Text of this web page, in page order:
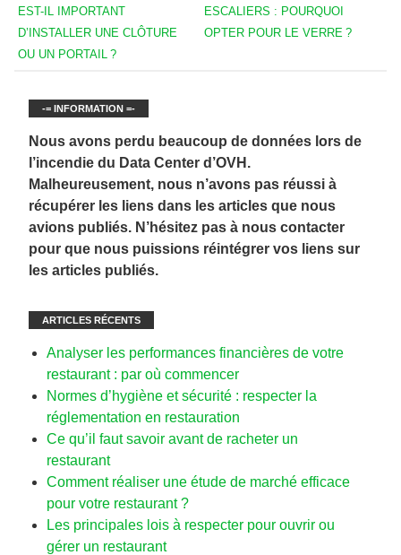
EST-IL IMPORTANT
D’INSTALLER UNE CLÔTURE
OU UN PORTAIL ?
ESCALIERS : POURQUOI
OPTER POUR LE VERRE ?
-= INFORMATION =-
Nous avons perdu beaucoup de données lors de
l’incendie du Data Center d’OVH.
Malheureusement, nous n’avons pas réussi à
récupérer les liens dans les articles que nous
avions publiés. N’hésitez pas à nous contacter
pour que nous puissions réintégrer vos liens sur
les articles publiés.
ARTICLES RÉCENTS
Analyser les performances financières de votre
restaurant : par où commencer
Normes d’hygiène et sécurité : respecter la
réglementation en restauration
Ce qu’il faut savoir avant de racheter un
restaurant
Comment réaliser une étude de marché efficace
pour votre restaurant ?
Les principales lois à respecter pour ouvrir ou
gérer un restaurant